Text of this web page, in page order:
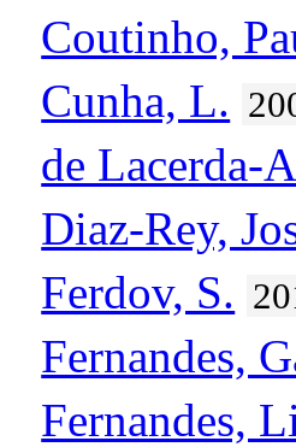
Coutinho,
Cunha, L.
de Lacerda-
Diaz-Rey,
Ferdov, S.
Fernandes,
Fernandes,